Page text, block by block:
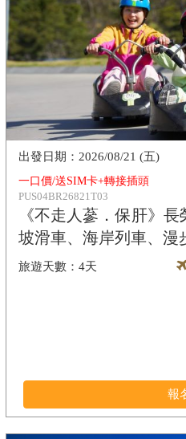
一口價/送SIM卡+轉接插頭
PUS04BR26821T03
《不走人蔘．保肝》
坡滑車、海岸列車、漫
4天
2026/08/21 (五)
報